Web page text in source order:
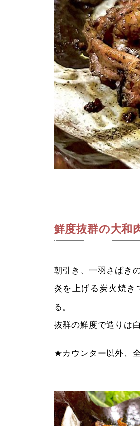
鮮度抜群の大和
朝引き、一羽さばき
炎を上げる炭火焼き
る。
抜群の鮮度で造りは
★カウンター以外、